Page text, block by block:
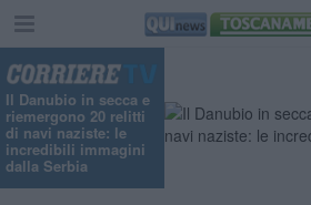
Il Danubio in secca e
riemergono 20 relitti
di navi naziste: le
incredibili immagini
dalla Serbia